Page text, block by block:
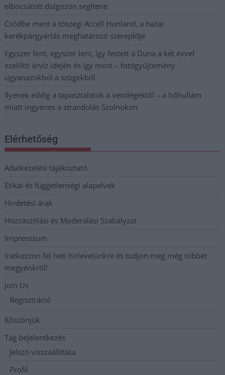
elbocsátott dolgozón segítene
Csődbe ment a tószegi Accell Hunland, a hazai
kerékpárgyártás meghatározó szereplője
Egyszer fent, egyszer lent, így festett a Duna a két évvel
ezelőtti árvíz idején és így most – fotógyűjtemény
ugyanazokból a szögekből
Ilyenek eddig a tapasztalatok a vendégektől – a hőhullám
miatt ingyenes a strandolás Szolnokon
Elérhetőség
Adatkezelési tájékoztató
Etikai és függetlenségi alapelvek
Hirdetési árak
Hozzászólási és Moderálási Szabályzat
Impresszum
Iratkozzon fel heti hírlevelünkre és tudjon meg még többet
megyénkről!
Join Us
Regisztráció
Köszönjük
Tag bejelentkezés
Jelszó visszaállítása
Profil